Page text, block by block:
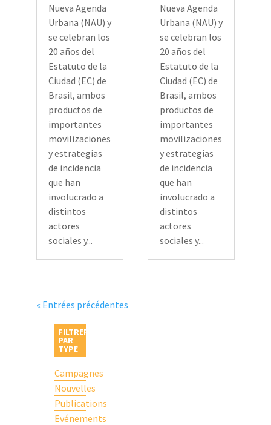
Nueva Agenda
Urbana (NAU) y
se celebran los
20 años del
Estatuto de la
Ciudad (EC) de
Brasil, ambos
productos de
importantes
movilizaciones
y estrategias
de incidencia
que han
involucrado a
distintos
actores
sociales y...
Nueva Agenda
Urbana (NAU) y
se celebran los
20 años del
Estatuto de la
Ciudad (EC) de
Brasil, ambos
productos de
importantes
movilizaciones
y estrategias
de incidencia
que han
involucrado a
distintos
actores
sociales y...
« Entrées précédentes
FILTRER
PAR
TYPE
Campagnes
Nouvelles
Publications
Evénements